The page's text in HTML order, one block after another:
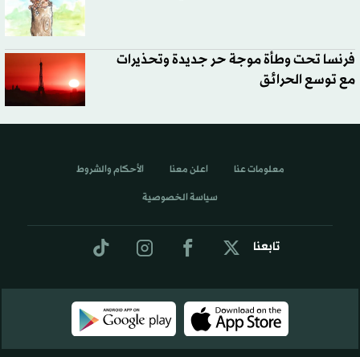
فرنسا تحت وطأة موجة حر جديدة وتحذيرات
مع توسع الحرائق
تابعنا
معلومات عنا اعلن معنا الأحكام والشروط
سياسة الخصوصية